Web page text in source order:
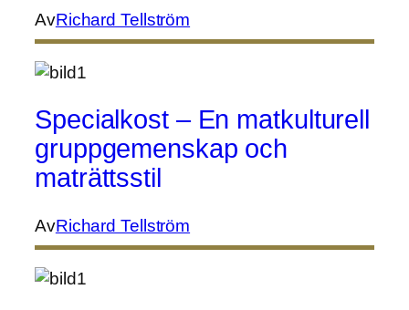
AvRichard Tellström
Specialkost – En matkulturell
gruppgemenskap och
maträttsstil
AvRichard Tellström